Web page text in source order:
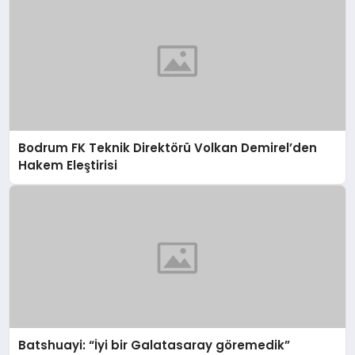
Bodrum FK Teknik Direktörü Volkan Demirel’den
Hakem Eleştirisi
Batshuayi: “İyi bir Galatasaray göremedik”